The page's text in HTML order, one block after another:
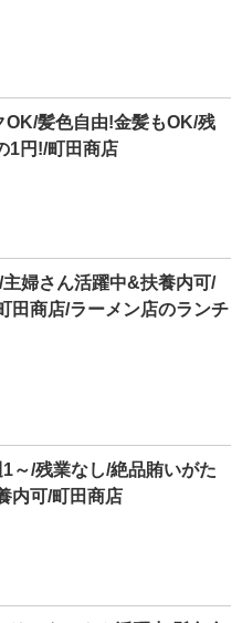
OK/髪色自由!金髪もOK/残
1円!/町田商店
婦さん活躍中&扶養内可/
田商店/ラーメン店のランチ
～/残業なし/絶品賄いがた
内可/町田商店